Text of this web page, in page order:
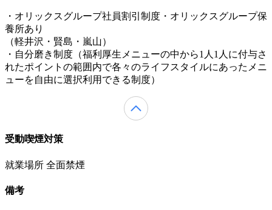
・オリックスグループ社員割引制度・オリックスグループ保
養所あり
（軽井沢・賢島・嵐山）
・自分磨き制度（福利厚生メニューの中から1人1人に付与さ
れたポイントの範囲内で各々のライフスタイルにあったメニ
ューを自由に選択利用できる制度）
受動喫煙対策
就業場所 全面禁煙
備考